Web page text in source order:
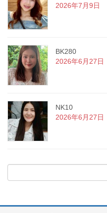
2026年7月9日
BK280
2026年6月27日
NK10
2026年6月27日